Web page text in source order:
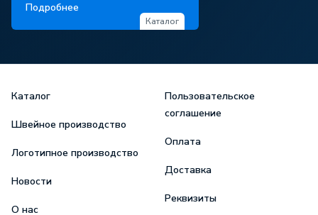
Каталог
Подробнее
Каталог
Швейное производство
Логотипное производство
Новости
О нас
Пользовательское
соглашение
Оплата
Доставка
Реквизиты